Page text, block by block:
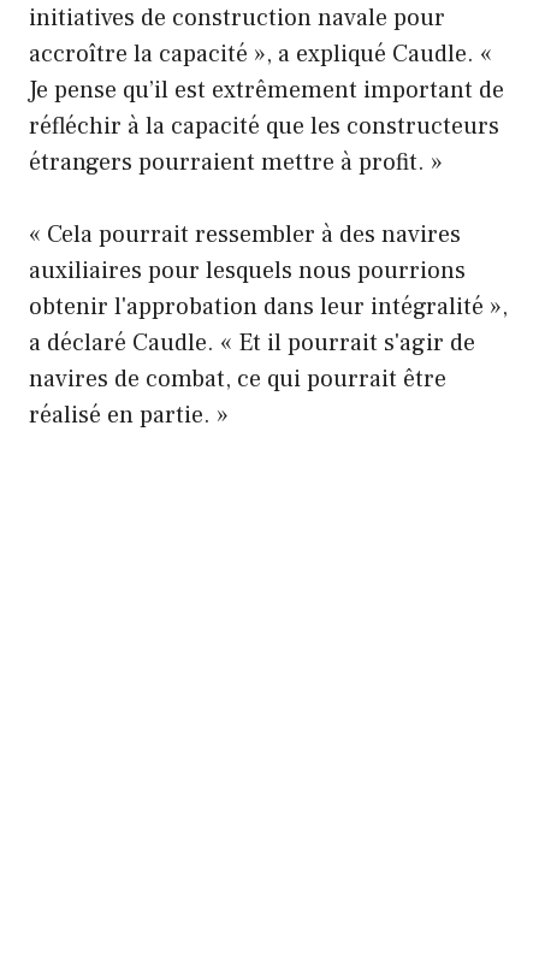
initiatives de construction navale pour
accroître la capacité », a expliqué Caudle. «
Je pense qu’il est extrêmement important de
réfléchir à la capacité que les constructeurs
étrangers pourraient mettre à profit. »
« Cela pourrait ressembler à des navires
auxiliaires pour lesquels nous pourrions
obtenir l'approbation dans leur intégralité »,
a déclaré Caudle. « Et il pourrait s'agir de
navires de combat, ce qui pourrait être
réalisé en partie. »